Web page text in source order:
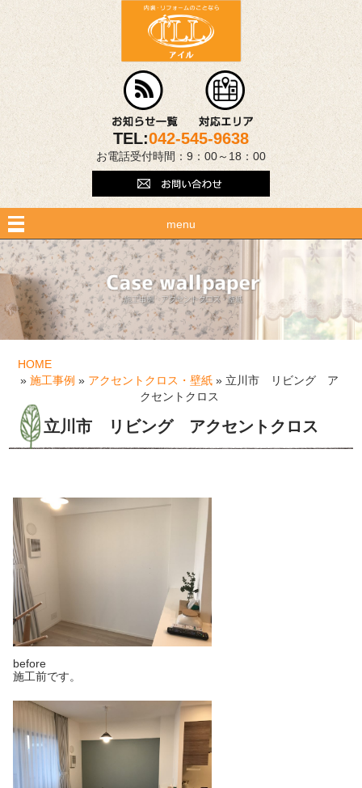
TEL:042-545-9638
お電話受付時間：9：00～18：00
menu
HOME
» 施工事例 » アクセントクロス・壁紙» 立川市 リビング ア
クセントクロス
立川市 リビング アクセントクロス
before
施工前です。